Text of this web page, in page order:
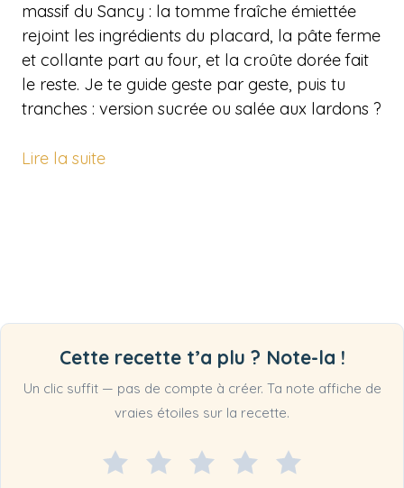
massif du Sancy : la tomme fraîche émiettée
rejoint les ingrédients du placard, la pâte ferme
et collante part au four, et la croûte dorée fait
le reste. Je te guide geste par geste, puis tu
tranches : version sucrée ou salée aux lardons ?
Lire la suite
Cette recette t’a plu ? Note-la !
Un clic suffit — pas de compte à créer. Ta note affiche de
vraies étoiles sur la recette.